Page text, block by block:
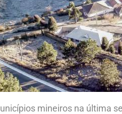
mineiros na última